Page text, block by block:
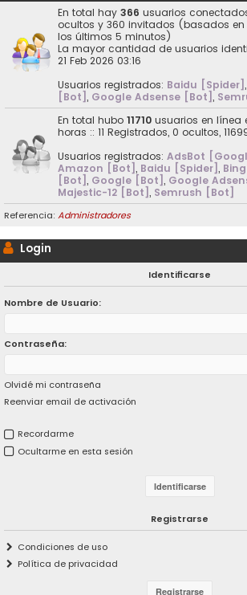
En total hay 366 usuarios
ocultos y 360 invitados (basados
los últimos 5 minutos)
La mayor cantidad de usuarios
21 Feb 2026 03:16
Usuarios registrados: Baidu [Spider],
[Bot], Google Adsense [Bot],
En total hubo 11710 usuarios en línea
horas :: 11 Registrados, 0 ocultos,
Usuarios registrados: AdsBot
Amazon [Bot], Baidu [Spider],
[Bot], Google [Bot], Google
Majestic-12 [Bot], Semrush [Bot]
Referencia: Administradores
Login
Identificarse
Nombre de Usuario:
Contraseña:
Olvidé mi contraseña
Reenviar email de activación
Recordarme
Ocultarme en esta sesión
Registrarse
Condiciones de uso
Política de privacidad